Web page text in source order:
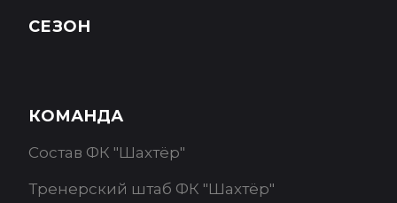
СЕЗОН
КОМАНДА
Состав ФК "Шахтёр"
Тренерский штаб ФК "Шахтёр"